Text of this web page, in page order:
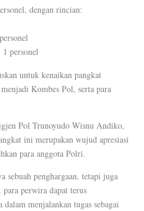
dengan rincian:
personel
untuk kenaikan pangkat
Kombes Pol, serta para
Pol Trunoyudo Wisnu Andiko,
ini merupakan wujud apresiasi
para anggota Polri.
sebuah penghargaan, tetapi juga
para perwira dapat terus
menjalankan tugas sebagai